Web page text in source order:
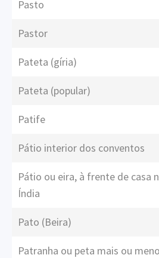
Pasto
Pastor
Pateta (gíria)
Pateta (popular)
Patife
Pátio interior dos conventos
Pátio ou eira, à frente de casa
Índia
Pato (Beira)
Patranha ou peta mais ou